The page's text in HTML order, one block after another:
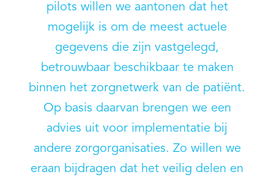
pilots willen we aantonen dat het
mogelijk is om de meest actuele
gegevens die zijn vastgelegd,
betrouwbaar beschikbaar te maken
binnen het zorgnetwerk van de patiënt.
Op basis daarvan brengen we een
advies uit voor implementatie bij
andere zorgorganisaties. Zo willen we
eraan bijdragen dat het veilig delen en